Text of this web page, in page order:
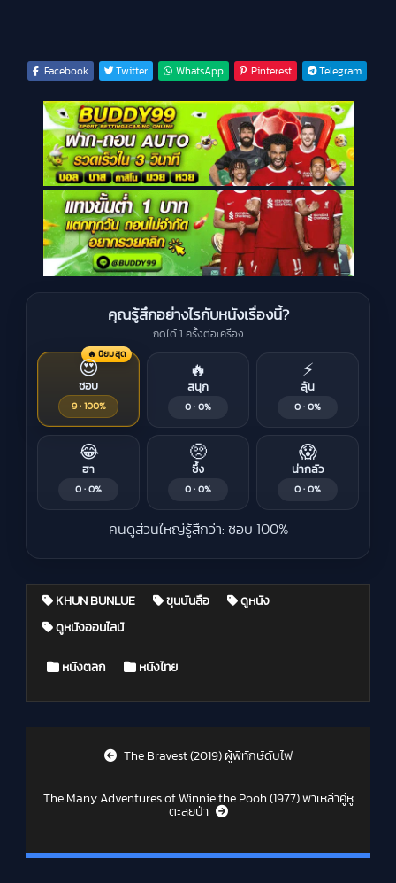
Facebook Twitter WhatsApp Pinterest Telegram
คุณรู้สึกอย่างไรกับหนังเรื่องนี้?
กดได้ 1 ครั้งต่อเครื่อง
🔥 นิยมสุด
😍
ชอบ
9 · 100%
🔥
สนุก
0 · 0%
⚡
ลุ้น
0 · 0%
😂
ฮา
0 · 0%
🥺
ซึ้ง
0 · 0%
😱
น่ากลัว
0 · 0%
คนดูส่วนใหญ่รู้สึกว่า: ชอบ 100%
KHUN BUNLUE ขุนบันลือ ดูหนัง
ดูหนังออนไลน์
Posted in
หนังตลก หนังไทย
Post navigation The Bravest (2019) ผู้พิทักษ์ดับไฟ
The Many Adventures of Winnie the Pooh (1977) พาเหล่าคู่หู
ตะลุยป่า